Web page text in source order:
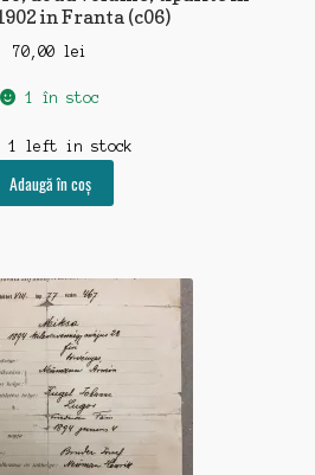
in Franta (c06)
70,00 lei
1 în stoc
1 left in stock
Adaugă în coș